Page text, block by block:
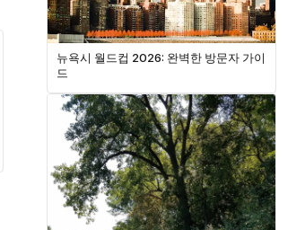
뉴욕시 월드컵 2026: 완벽한 방문자 가이
드